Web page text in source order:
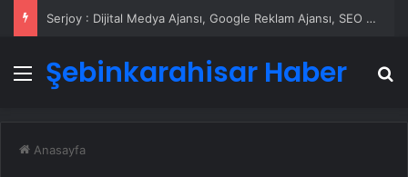
Serjoy : Dijital Medya Ajansı, Google Reklam Ajansı, SEO Ajansı ve Web Tasarım Ajansı
Menü
Şebinkarahisar Haber
Anasayfa